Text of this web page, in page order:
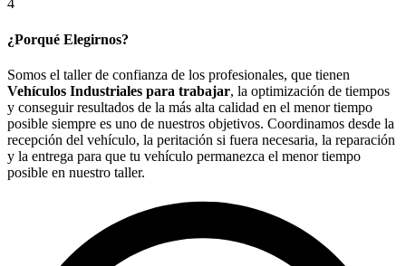
4
¿Porqué Elegirnos?
Somos el taller de confianza de los profesionales, que tienen
Vehículos Industriales para trabajar, la optimización de tiempos
y conseguir resultados de la más alta calidad en el menor tiempo
posible siempre es uno de nuestros objetivos. Coordinamos desde la
recepción del vehículo, la peritación si fuera necesaria, la reparación
y la entrega para que tu vehículo permanezca el menor tiempo
posible en nuestro taller.